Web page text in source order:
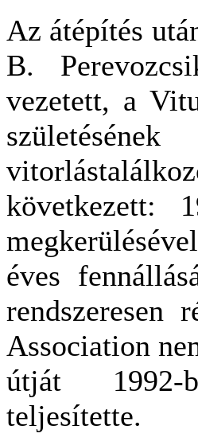
Az átépítés
B.
vezetett, a
következett:
éves
rendszeresen
Association
útját 1992-
teljesítette.